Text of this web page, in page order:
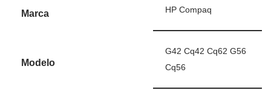
Marca HP Compaq
Modelo
G42 Cq42 Cq62 G56
Cq56